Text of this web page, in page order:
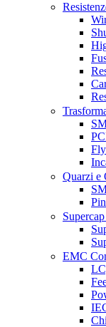
Quarzi e
Supercap
EMC